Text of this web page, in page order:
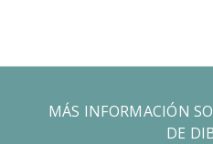
MÁS INFORMACIÓN
DE